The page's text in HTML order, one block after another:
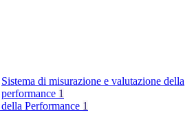
Sistema di misurazione e valutazione della
performance 1
Performance 1